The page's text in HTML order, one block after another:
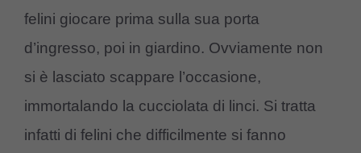
felini giocare prima sulla sua porta
d’ingresso, poi in giardino. Ovviamente non
si è lasciato scappare l’occasione,
immortalando la cucciolata di linci. Si tratta
infatti di felini che difficilmente si fanno